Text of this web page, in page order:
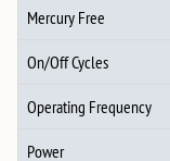
Mercury Free
On/Off Cycles
Operating Frequency
Power